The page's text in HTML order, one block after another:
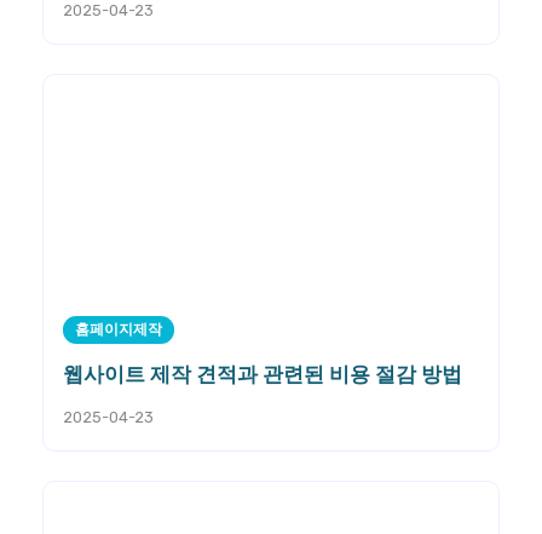
2025-04-23
홈페이지제작
웹사이트 제작 견적과 관련된 비용 절감 방법
2025-04-23